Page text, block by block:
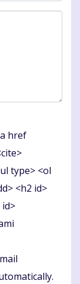
href
type> <ol
<h2 id>
id>